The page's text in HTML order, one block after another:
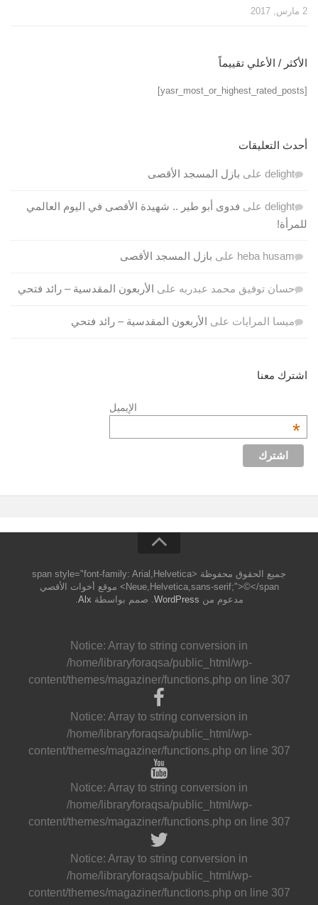
2 مارس, 2017
الأكثر / الأعلي تقييماً
[yasr_most_or_highest_rated_posts]
أحدث التعليقات
delight على بازل المسجد الأقصى
delight على فدوى أبو طير .. شهيدة الأقصى في اليوم العالمي
للمرأة!
heba husam على بازل المسجد الأقصى
حسان توفيق محمد عبدربه على الأربعون المقدسية – رائد فتحي
ميسا المرايات على الأربعون المقدسية – رائد فتحي
اشترك معنا
الإيميل
*
جميع الحقوق محفوظة <span style="font-family: Arial,Helvetica
Neue,Helvetica,sans-serif;">©</span> موقع أخوات الأقصي
مدعوم من WordPress. صمم بواسطة Alx
.
Notice: Array to string conversion in
/home/libraryforaqsa/public_html/wp-
content/themes/magaziner/functions.php on line 307
Notice: Array to string conversion in
/home/libraryforaqsa/public_html/wp-
content/themes/magaziner/functions.php on line 307
Notice: Array to string conversion in
/home/libraryforaqsa/public_html/wp-
content/themes/magaziner/functions.php on line 307
Notice: Array to string conversion in
/home/libraryforaqsa/public_html/wp-
content/themes/magaziner/functions.php on line 307